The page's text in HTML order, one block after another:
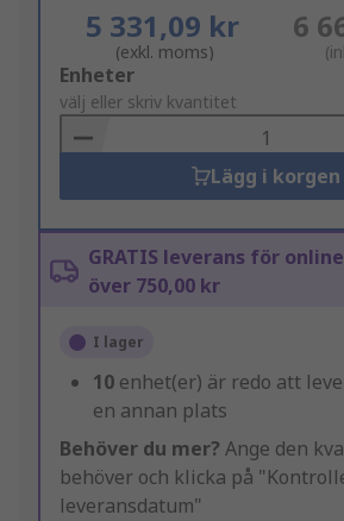
5 331,09 kr
(exkl. moms)
6
Add
to
Basket
Enheter
välj eller skriv kvantitet
Lägg i korgen
GRATIS leverans för
över 750,00 kr
I lager
10 enhet(er) är redo att
en annan plats
Behöver du mer? Ange den
behöver och klicka på
leveransdatum"